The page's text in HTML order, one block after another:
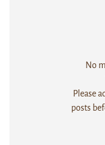
No
Please
posts